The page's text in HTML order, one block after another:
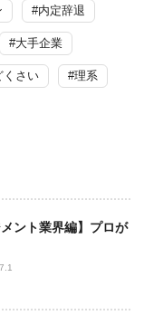
#内定辞退
#大手企業
くさい #理系
ント業界編】プロが